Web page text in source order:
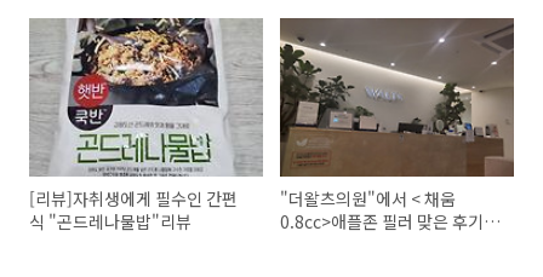
[리뷰]자취생에게 필수인 간편
식 "곤드레나물밥"리뷰
"더왈츠의원"에서 < 채움
0.8cc>애플존 필러 맞은 후기,